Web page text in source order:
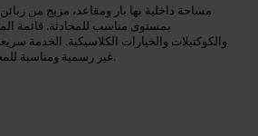
مساحة داخلية بها بار ومقاعد، مزيج من
بمستوى مناسب للمحادثة. قائمة
والكوكتيلات والخيارات الكلاسيكية. الخدمة
غير رسمية ومناسبة للمجموعات والأزواج والأفراد.